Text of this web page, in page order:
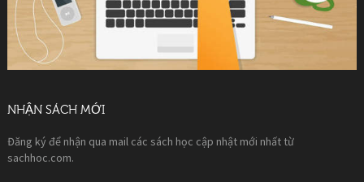
NHẬN SÁCH MỚI
Đăng ký để nhận qua mail các sách học cập nhật mới nhất từ
sachhoc.com.